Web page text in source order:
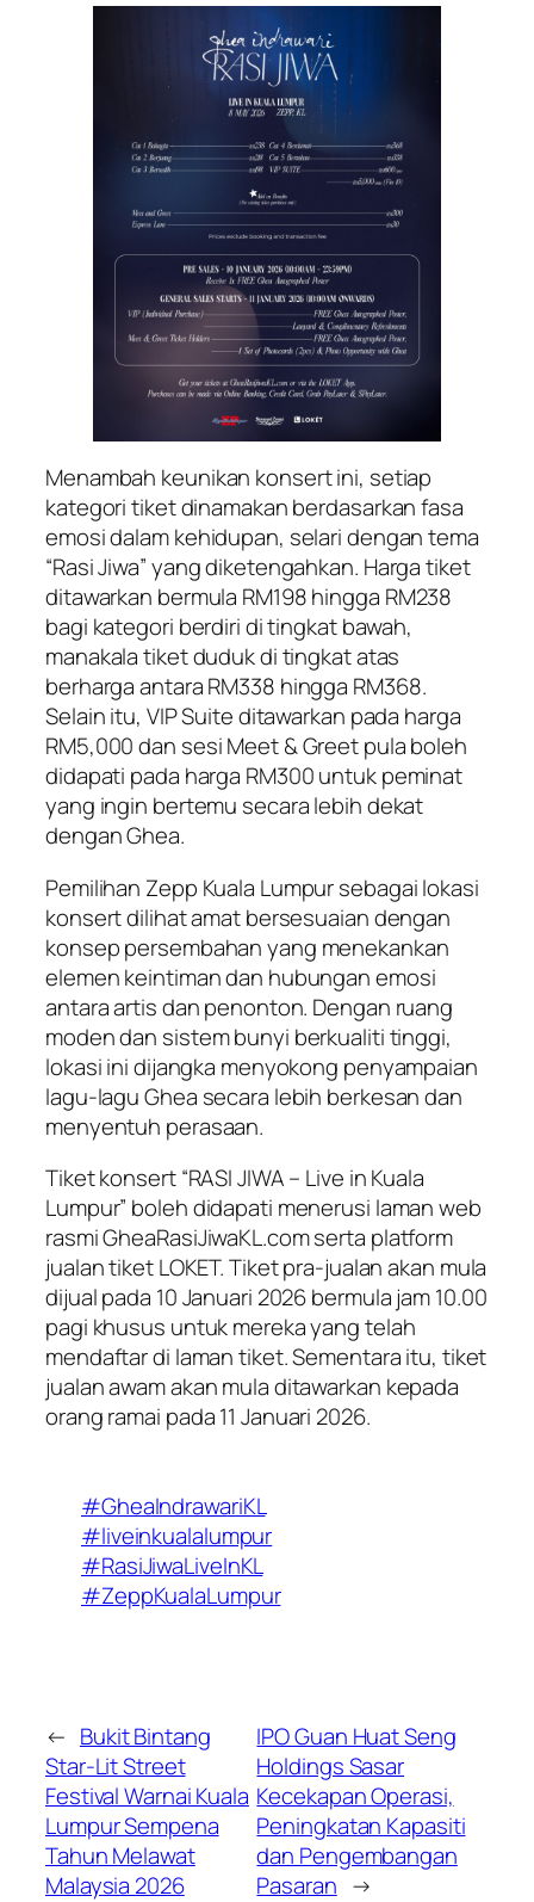
Menambah keunikan konsert ini, setiap
kategori tiket dinamakan berdasarkan fasa
emosi dalam kehidupan, selari dengan tema
“Rasi Jiwa” yang diketengahkan. Harga tiket
ditawarkan bermula RM198 hingga RM238
bagi kategori berdiri di tingkat bawah,
manakala tiket duduk di tingkat atas
berharga antara RM338 hingga RM368.
Selain itu, VIP Suite ditawarkan pada harga
RM5,000 dan sesi Meet & Greet pula boleh
didapati pada harga RM300 untuk peminat
yang ingin bertemu secara lebih dekat
dengan Ghea.
Pemilihan Zepp Kuala Lumpur sebagai lokasi
konsert dilihat amat bersesuaian dengan
konsep persembahan yang menekankan
elemen keintiman dan hubungan emosi
antara artis dan penonton. Dengan ruang
moden dan sistem bunyi berkualiti tinggi,
lokasi ini dijangka menyokong penyampaian
lagu-lagu Ghea secara lebih berkesan dan
menyentuh perasaan.
Tiket konsert “RASI JIWA – Live in Kuala
Lumpur” boleh didapati menerusi laman web
rasmi GheaRasiJiwaKL.com serta platform
jualan tiket LOKET. Tiket pra-jualan akan mula
dijual pada 10 Januari 2026 bermula jam 10.00
pagi khusus untuk mereka yang telah
mendaftar di laman tiket. Sementara itu, tiket
jualan awam akan mula ditawarkan kepada
orang ramai pada 11 Januari 2026.
#GheaIndrawariKL
#liveinkualalumpur
#RasiJiwaLiveInKL
#ZeppKualaLumpur
← Bukit Bintang
Star-Lit Street
Festival Warnai Kuala
Lumpur Sempena
Tahun Melawat
Malaysia 2026
IPO Guan Huat Seng
Holdings Sasar
Kecekapan Operasi,
Peningkatan Kapasiti
dan Pengembangan
Pasaran →